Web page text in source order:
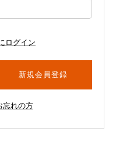
ログイン
新規会員登録
忘れの方